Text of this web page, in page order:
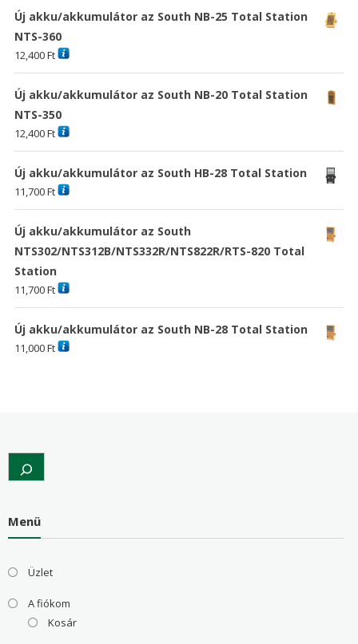
Új akku/akkumulátor az South NB-25 Total Station
NTS-360
12,400Ft
Új akku/akkumulátor az South NB-20 Total Station
NTS-350
12,400Ft
Új akku/akkumulátor az South HB-28 Total Station
11,700Ft
Új akku/akkumulátor az South
NTS302/NTS312B/NTS332R/NTS822R/RTS-820 Total
Station
11,700Ft
Új akku/akkumulátor az South NB-28 Total Station
11,000Ft
Search
Menü
Üzlet
A fiókom
Kosár